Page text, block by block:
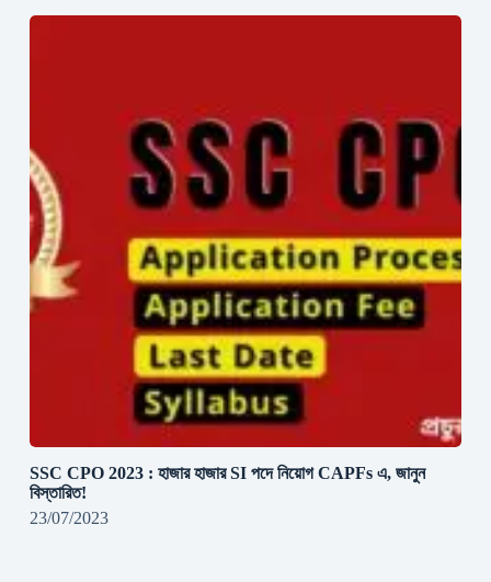
SSC CPO 2023 : হাজার হাজার SI পদে নিয়োগ CAPFs এ, জানুন
বিস্তারিত!
23/07/2023